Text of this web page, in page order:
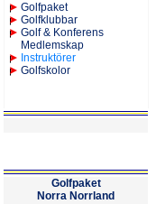
Golfpaket
Golfklubbar
Golf & Konferens
Medlemskap
Instruktörer
Golfskolor
Golfpaket
Norra Norrland